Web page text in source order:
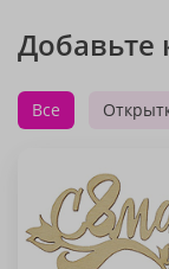
Добавьте
Все